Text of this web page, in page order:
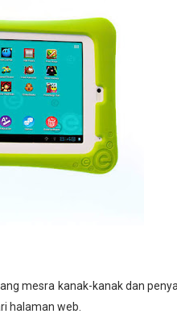
mesra kanak-kanak dan
halaman web.